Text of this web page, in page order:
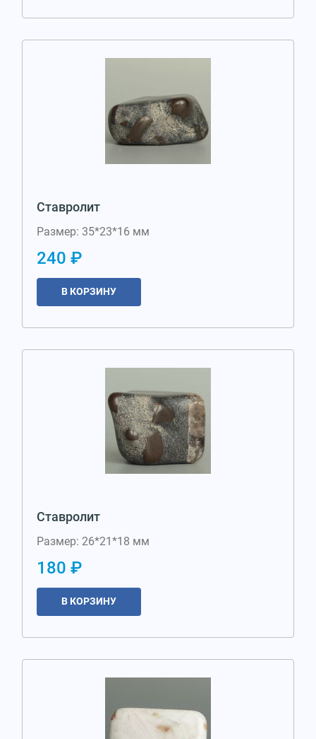
Ставролит
Размер: 35*23*16 мм
240 ₽
В КОРЗИНУ
Ставролит
Размер: 26*21*18 мм
180 ₽
В КОРЗИНУ